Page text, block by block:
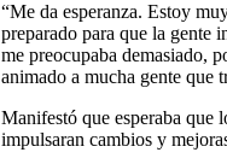
“Me da esperanza. Estoy
preparado para que la gente
me preocupaba demasiado,
animado a mucha gente que
Manifestó que esperaba que
impulsaran cambios y